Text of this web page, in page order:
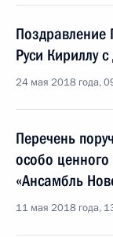
Поздравление
Руси Кириллу
24 мая 2018 года,
Перечень
особо ценного
«Ансамбль
11 мая 2018 года,